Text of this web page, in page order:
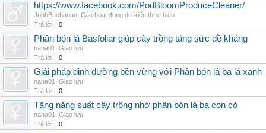
https://www.facebook.com/PodBloomProduceCleaner/
JohhBuchanan Các hoạt động dự kiến thực hiện
Trả lời:
0
Phân bón lá Basfoliar giúp cây trồng tăng sức đề kháng
nana01
Giao lưu
Trả lời:
0
Giải pháp dinh dưỡng bền vững với Phân bón lá ba lá xanh
nana01
Giao lưu
Trả lời:
0
Tăng năng suất cây trồng nhờ phân bón lá ba con cò
nana01
Giao lưu
Trả lời:
0